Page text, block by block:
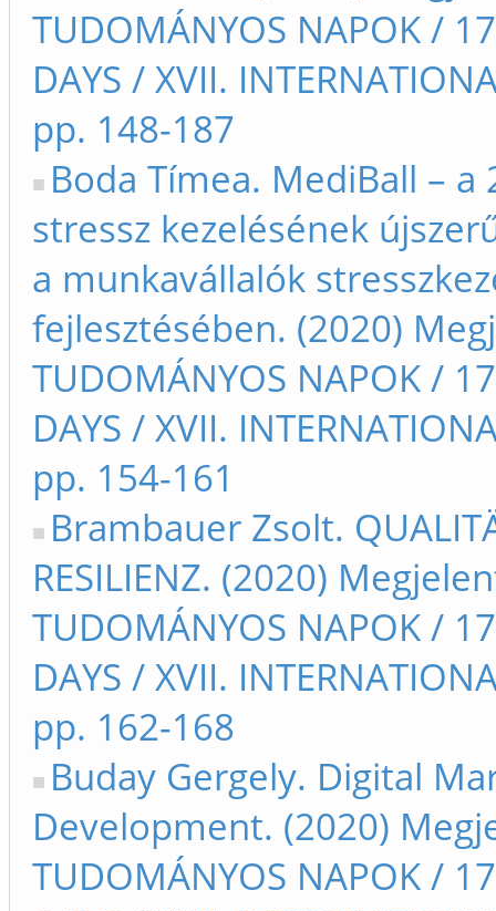
TUDOMÁNYOS NAPOK /
DAYS / XVII.
pp. 148-187
Boda Tímea. MediBall –
stressz kezelésének
a munkavállalók
fejlesztésében. (2020)
TUDOMÁNYOS NAPOK /
DAYS / XVII.
pp. 154-161
Brambauer Zsolt.
RESILIENZ. (2020)
TUDOMÁNYOS NAPOK /
DAYS / XVII.
pp. 162-168
Buday Gergely. Digital
Development. (2020)
TUDOMÁNYOS NAPOK /